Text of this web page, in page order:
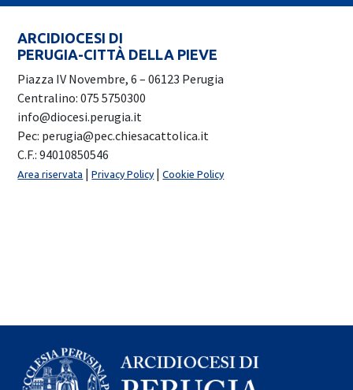
ARCIDIOCESI DI
PERUGIA-CITTÀ DELLA PIEVE
Piazza IV Novembre, 6 – 06123 Perugia
Centralino: 075 5750300
info@diocesi.perugia.it
Pec: perugia@pec.chiesacattolica.it
C.F.: 94010850546
Area riservata |Privacy Policy |Cookie Policy